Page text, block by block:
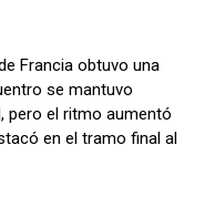
Francia obtuvo una
se mantuvo
pero el ritmo aumentó
en el tramo final al